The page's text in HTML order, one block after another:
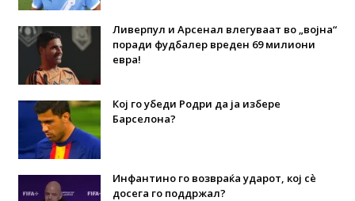
Ливерпул и Арсенал влегуваат во „војна“
поради фудбалер вреден 69 милиони
евра!
Кој го убеди Родри да ја избере
Барселона?
Инфантино го возвраќа ударот, кој сè
досега го поддржал?